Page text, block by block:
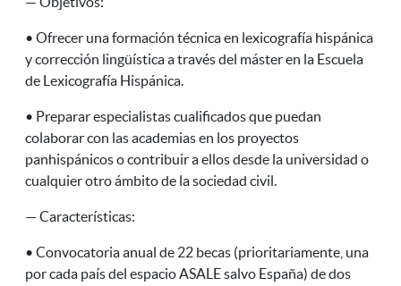
• Ofrecer una formación técnica en lexicografía hispánica
y corrección lingüística a través del máster en la Escuela
de Lexicografía Hispánica.
• Preparar especialistas cualificados que puedan
colaborar con las academias en los proyectos
panhispánicos o contribuir a ellos desde la universidad o
cualquier otro ámbito de la sociedad civil.
— Características:
• Convocatoria anual de 22 becas (prioritariamente, una
por cada país del espacio ASALE salvo España) de dos